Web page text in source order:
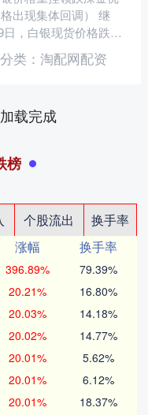
出现集体回调） 继
日，白银现货价格跌幅
日白银现货价格再次出
中跌幅....
分类： 淘配网配资
载完成
榜
个股流出
换手率
涨幅
换手率
396.89% 79.39%
20.21% 16.80%
20.03% 14.18%
20.02% 14.77%
20.01% 5.62%
20.01% 6.12%
20.01% 18.37%